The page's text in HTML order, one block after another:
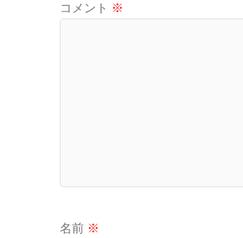
コメント ※
名前 ※